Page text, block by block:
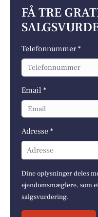
FÅ TRE
Telefonnummer *
Email *
Adresse *
Adresse
Dine oplysninger deles
ejendomsmæglere, som
salgsvurdering.